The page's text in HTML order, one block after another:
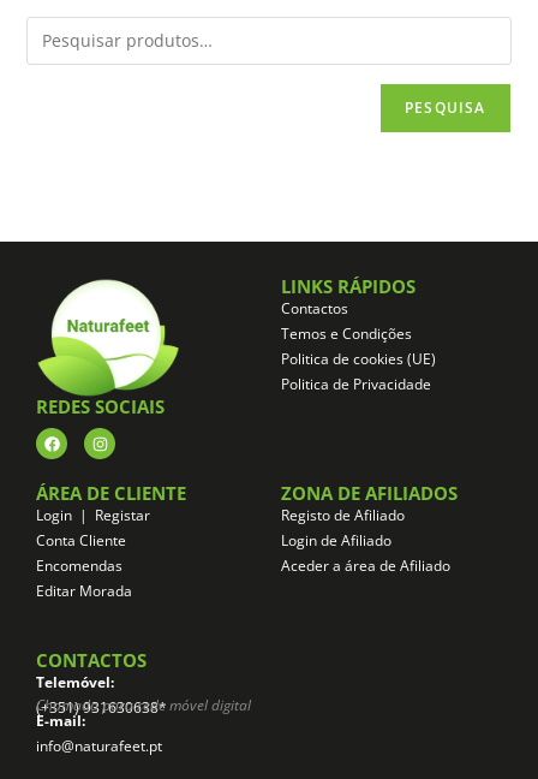
PESQUISA
REDES SOCIAIS
LINKS RÁPIDOS
Contactos
Temos e Condições
Politica de cookies (UE)
Politica de Privacidade
ÁREA DE CLIENTE
Login | Registar
Conta Cliente
Encomendas
Editar Morada
ZONA DE AFILIADOS
Registo de Afiliado
Login de Afiliado
Aceder a área de Afiliado
CONTACTOS
Telemóvel:
(+351) 931630638*
Chamada para rede móvel digital
E-mail:
info@naturafeet.pt